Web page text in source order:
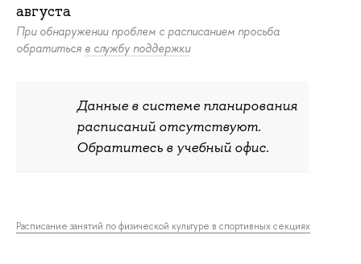
августа
При обнаружении проблем с расписанием просьба
обратиться в службу поддержки
Данные в системе планирования
расписаний отсутствуют.
Обратитесь в учебный офис.
Расписание занятий по физической культуре в спортивных секциях